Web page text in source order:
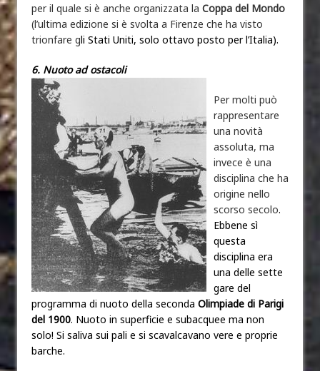
per il quale si è anche organizzata la Coppa del Mondo
(l’ultima edizione si è svolta a Firenze che ha visto
trionfare gli Stati Uniti, solo ottavo posto per l’Italia).
6. Nuoto ad ostacoli
Per molti può
rappresentare
una novità
assoluta, ma
invece è una
disciplina che ha
origine nello
scorso secolo.
Ebbene sì
questa
disciplina era
una delle sette
gare del
programma di nuoto della seconda Olimpiade di Parigi
del 1900. Nuoto in superficie e subacquee ma non
solo! Si saliva sui pali e si scavalcavano vere e proprie
barche.